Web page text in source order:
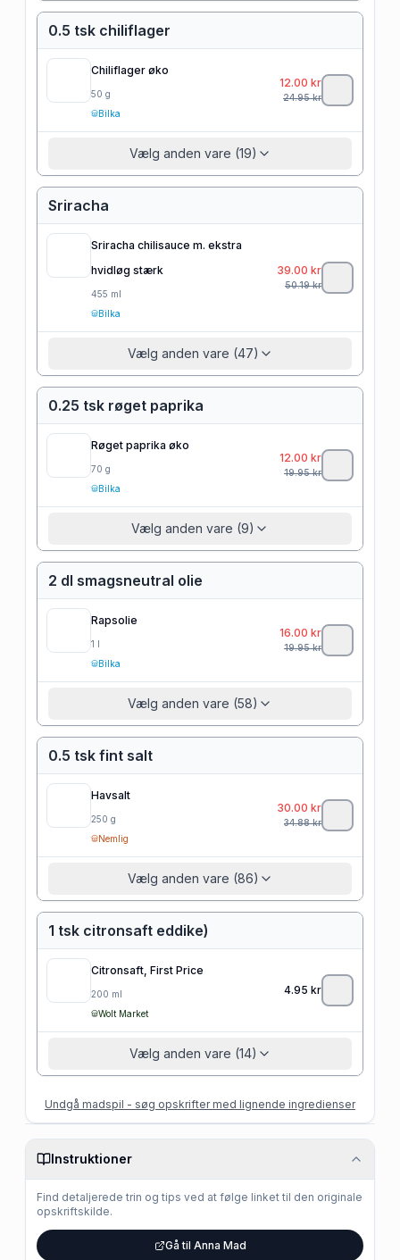
0.5 tsk chiliflager
Chiliflager øko
50 g
Bilka
12.00 kr
24.95kr
Vælg anden vare (19)
Sriracha
Sriracha chilisauce m. ekstra
hvidløg stærk
455 ml
Bilka
39.00 kr
50.19kr
Vælg anden vare (47)
0.25 tsk røget paprika
Røget paprika øko
70 g
Bilka
12.00 kr
19.95kr
Vælg anden vare (9)
2 dl smagsneutral olie
Rapsolie
1 l
Bilka
16.00 kr
19.95kr
Vælg anden vare (58)
0.5 tsk fint salt
Havsalt
250 g
Nemlig
30.00 kr
34.88kr
Vælg anden vare (86)
1 tsk citronsaft eddike)
Citronsaft, First Price
200 ml
Wolt Market
4.95 kr
Vælg anden vare (14)
Undgå madspil - søg opskrifter med lignende ingredienser
Instruktioner
Find detaljerede trin og tips ved at følge linket til den originale
opskriftskilde.
Gå til Anna Mad